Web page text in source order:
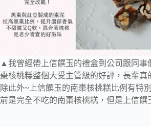
▲我曾經帶上信饌玉的禮盒到公司跟同事
棗核桃糕整個大受主管級的好評，長輩真
除此外~上信饌玉的南棗核桃糕比例有特
前是完全不吃的南棗核桃糕，但是上信饌